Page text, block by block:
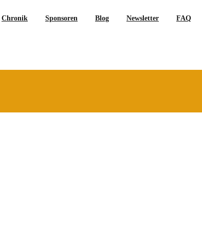
Chronik Sponsoren Blog Newsletter FAQ